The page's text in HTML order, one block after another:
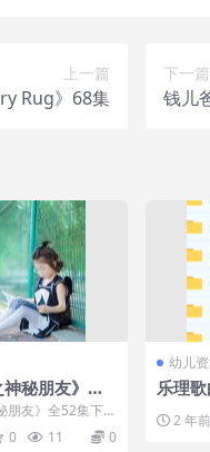
上一篇
Rug》68集
下一篇
钱儿
秘朋友》全5
朋友》全52集下
少年夸克因为意
0 11 0
幼儿
乐理
2 年前